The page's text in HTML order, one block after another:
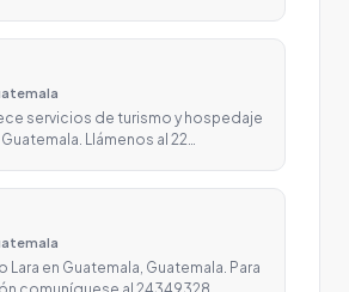
servicios de turismo y hospedaje
Llámenos al 22…
Lara en Guatemala, Guatemala. Para